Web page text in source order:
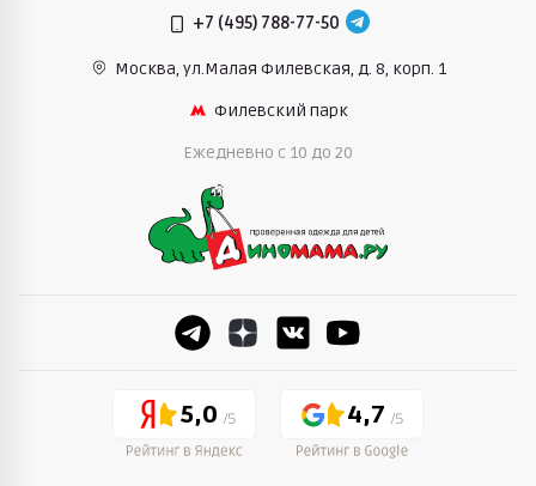
+7 (495) 788-77-50
Москва, ул.Малая Филевская, д. 8, корп. 1
Филевский парк
Ежедневно c 10 до 20
5,0 4,7